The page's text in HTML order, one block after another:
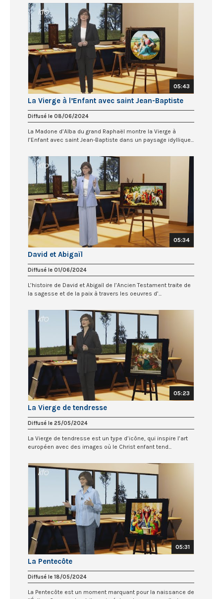
05:43
La Vierge à l’Enfant avec saint Jean-Baptiste
Diffusé le 08/06/2024
La Madone d’Alba du grand Raphaël montre la Vierge à
l’Enfant avec saint Jean-Baptiste dans un paysage idyllique...
05:34
David et Abigaïl
Diffusé le 01/06/2024
L’histoire de David et Abigaïl de l’Ancien Testament traite de
la sagesse et de la paix à travers les oeuvres d’...
05:23
La Vierge de tendresse
Diffusé le 25/05/2024
La Vierge de tendresse est un type d’icône, qui inspire l’art
européen avec des images où le Christ enfant tend...
05:31
La Pentecôte
Diffusé le 18/05/2024
La Pentecôte est un moment marquant pour la naissance de